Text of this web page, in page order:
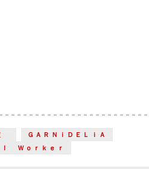
ＧＡＲＮｉＤＥＬｉＡ
ｌ Ｗｏｒｋｅｒ